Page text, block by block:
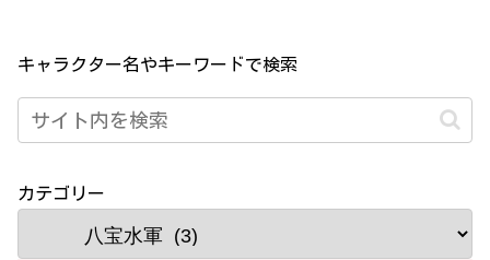
キャラクター名やキーワードで検索
カテゴリー